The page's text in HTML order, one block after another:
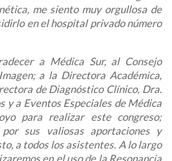
me siento muy orgullosa de
en el hospital privado número
a Médica Sur, al Consejo
a la Directora Académica,
de Diagnóstico Clínico, Dra.
y a Eventos Especiales de Médica
para realizar este congreso;
sus valiosas aportaciones y
a todos los asistentes. A lo largo
en el uso de la Resonancia